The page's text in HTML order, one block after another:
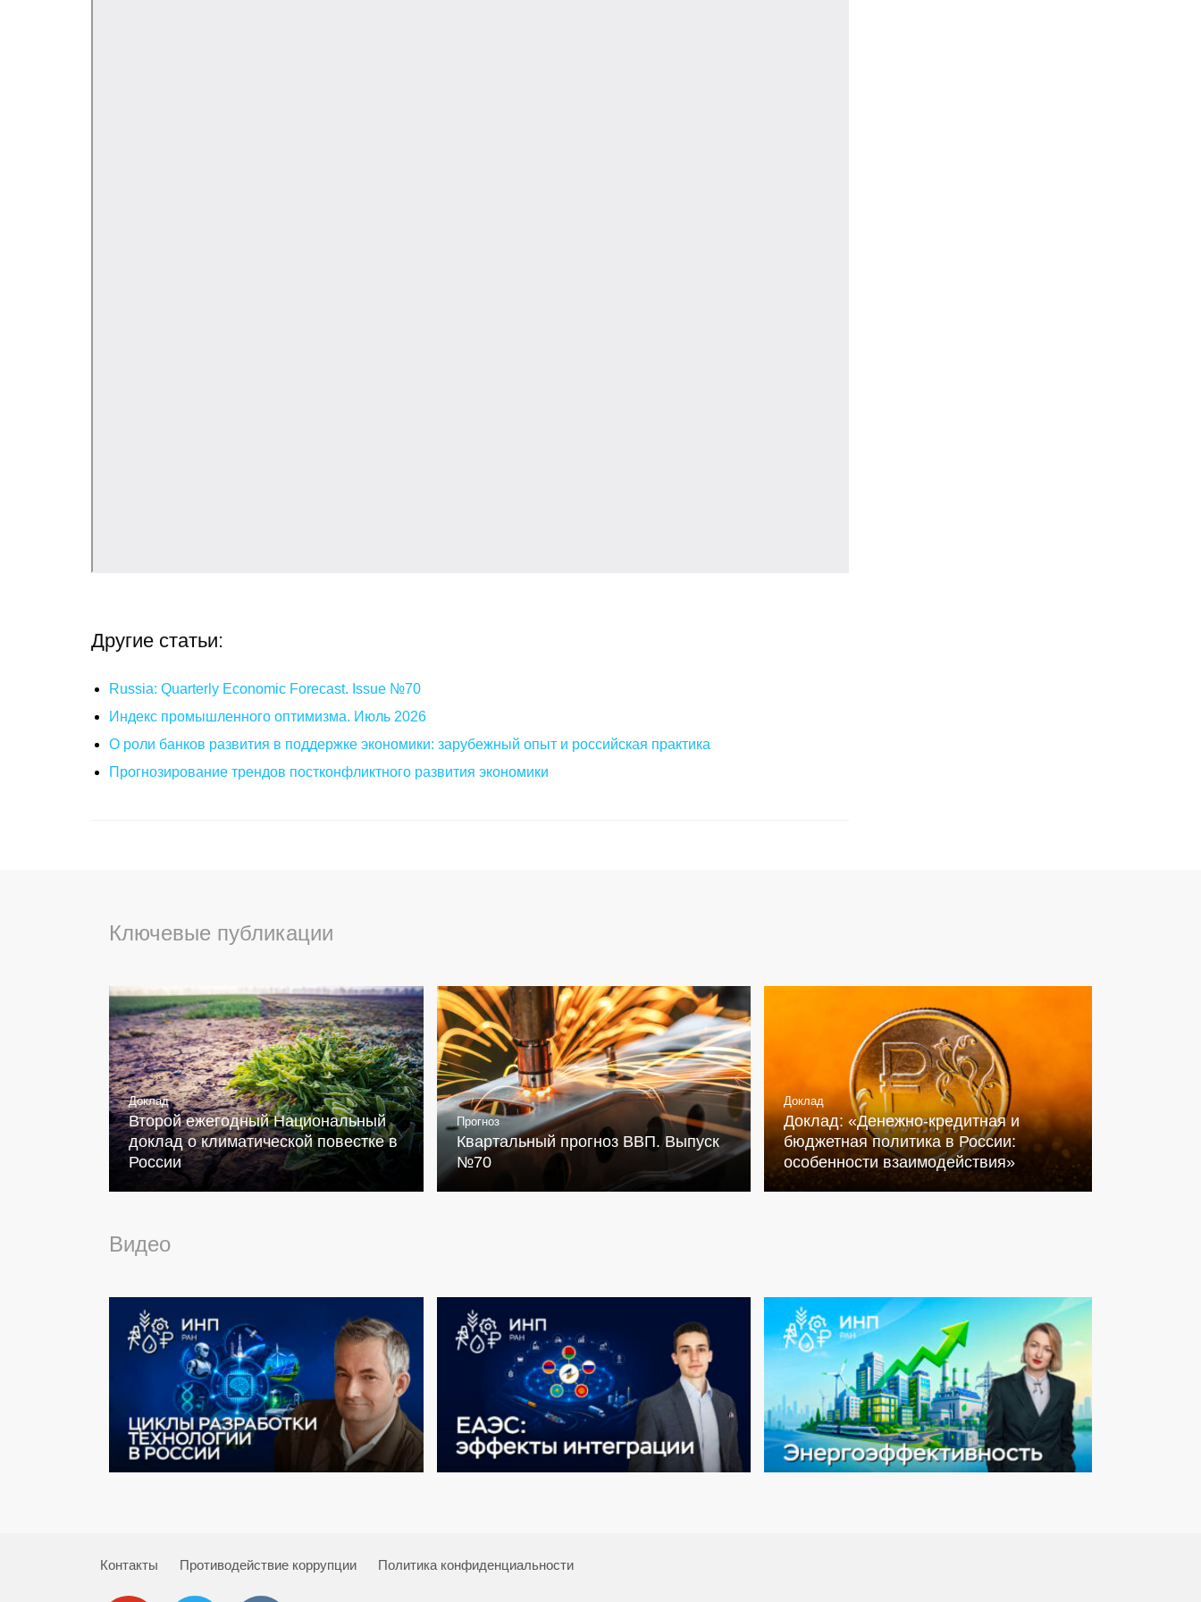
Другие статьи:
Russia: Quarterly Economic Forecast. Issue №70
Индекс промышленного оптимизма. Июль 2026
О роли банков развития в поддержке экономики: зарубежный опыт и российская практика
Прогнозирование трендов постконфликтного развития экономики
Ключевые публикации
Доклад
Второй ежегодный Национальный
доклад о климатической повестке в
России
Прогноз
Квартальный прогноз ВВП. Выпуск
№70
Доклад
Доклад: «Денежно-кредитная и
бюджетная политика в России:
особенности взаимодействия»
Видео
Контакты Противодействие коррупции Политика конфиденциальности